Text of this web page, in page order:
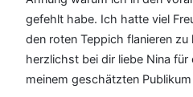
gefehlt habe. Ich hatte viel
den roten Teppich flanieren
herzlichst bei dir liebe Nina
meinem geschätzten